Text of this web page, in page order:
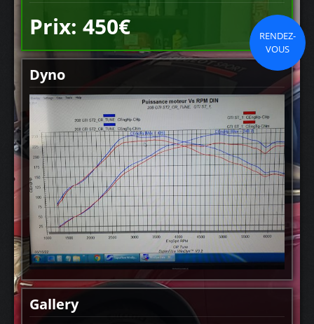
Prix: 450€
RENDEZ-
VOUS
Dyno
Gallery